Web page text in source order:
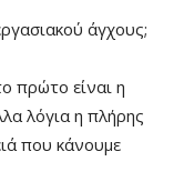
άγχους;
πρώτο είναι η
λόγια η πλήρης
που κάνουμε